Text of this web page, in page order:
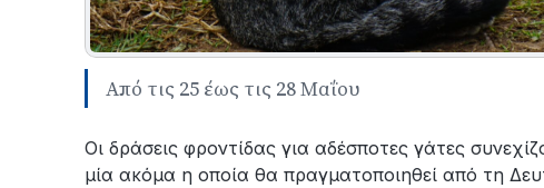
Από τις 25 έως τις 28 Μαΐου
Οι δράσεις φροντίδας για αδέσποτες γάτες
μία ακόμα η οποία θα πραγματοποιηθεί από τη